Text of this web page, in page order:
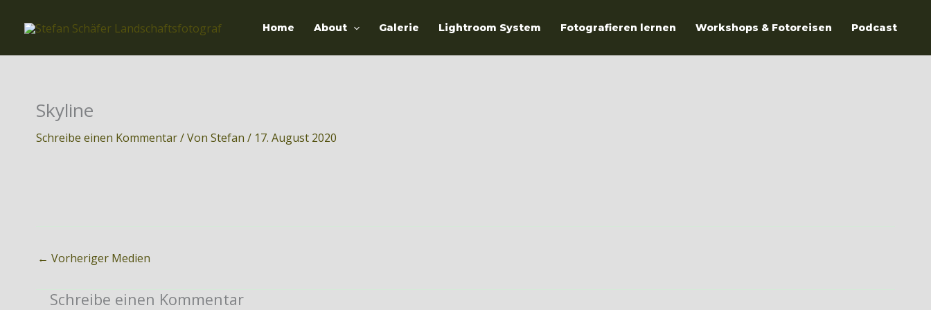
Inhalt
Home About Galerie Lightroom System Fotografieren lernen Workshops & Fotoreisen Podcast
Skyline
Schreibe einen Kommentar/ Von Stefan / 17. August 2020
← Vorheriger Medien
Schreibe einen Kommentar